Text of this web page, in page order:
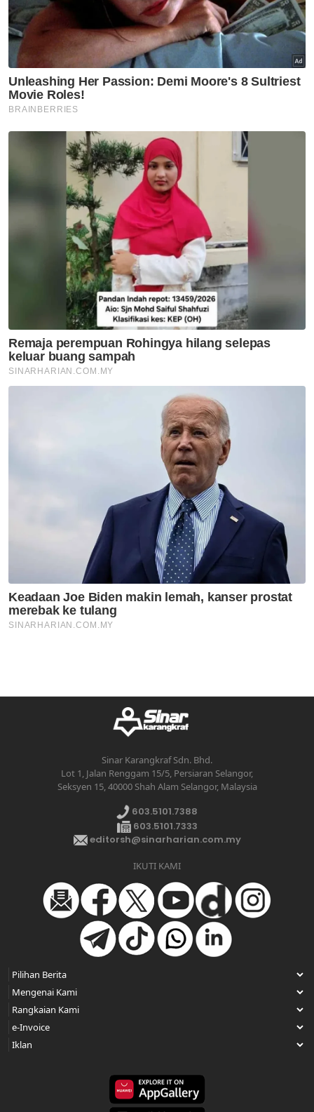
Sinar Karangkraf Sdn. Bhd.
Lot 1, Jalan Renggam 15/5, Persiaran Selangor,
Seksyen 15, 40000 Shah Alam Selangor, Malaysia
603.5101.7388
603.5101.7333
editorsh@sinarharian.com.my
IKUTI KAMI